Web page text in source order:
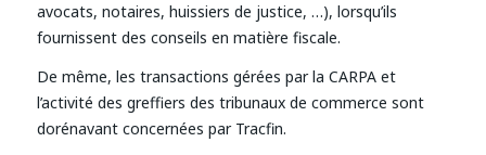
avocats, notaires, huissiers de justice, …), lorsqu’ils
fournissent des conseils en matière fiscale.
De même, les transactions gérées par la CARPA et
l’activité des greffiers des tribunaux de commerce sont
dorénavant concernées par Tracfin.